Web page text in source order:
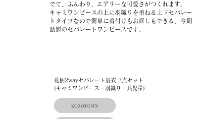
でて、ふんわり、エアリーな可愛さがつくれます。
キャミワンピースの上に羽織りを重ねる上下セパレー
トタイプなので簡単に着付けもお直しもできる、今期
話題のセパレートワンピースです。
花柄2wayセパレート浴衣 3点セット
(キャミワンピース・羽織り・兵児帯)
ZOZOTOWN